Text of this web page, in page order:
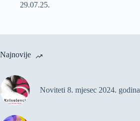
29.07.25.
Najnovije
Noviteti 8. mjesec 2024. godina